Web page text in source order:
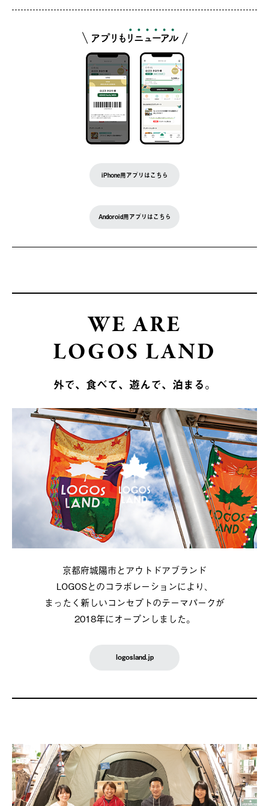
iPhone用アプリはこちら
Andoroid用アプリはこちら
WE ARE
LOGOS LAND
外で、食べて、遊んで、泊まる。
京都府城陽市とアウトドアブランド
LOGOSとのコラボレーションにより、
まったく新しいコンセプトのテーマパークが
2018年にオープンしました。
logosland.jp